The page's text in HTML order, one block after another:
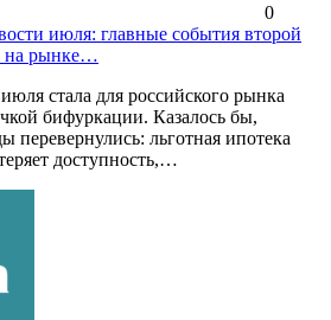
0
июля: главные события второй
на рынке…
стала для российского рынка
бифуркации. Казалось бы,
перевернулись: льготная ипотека
доступность,…